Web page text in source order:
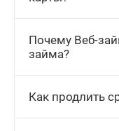
Почему Веб-
займа?
Как продлить